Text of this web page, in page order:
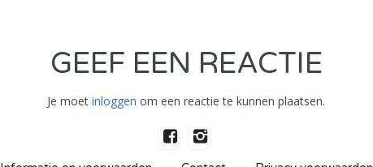
GEEF EEN REACTIE
Je moet inloggen om een reactie te kunnen plaatsen.